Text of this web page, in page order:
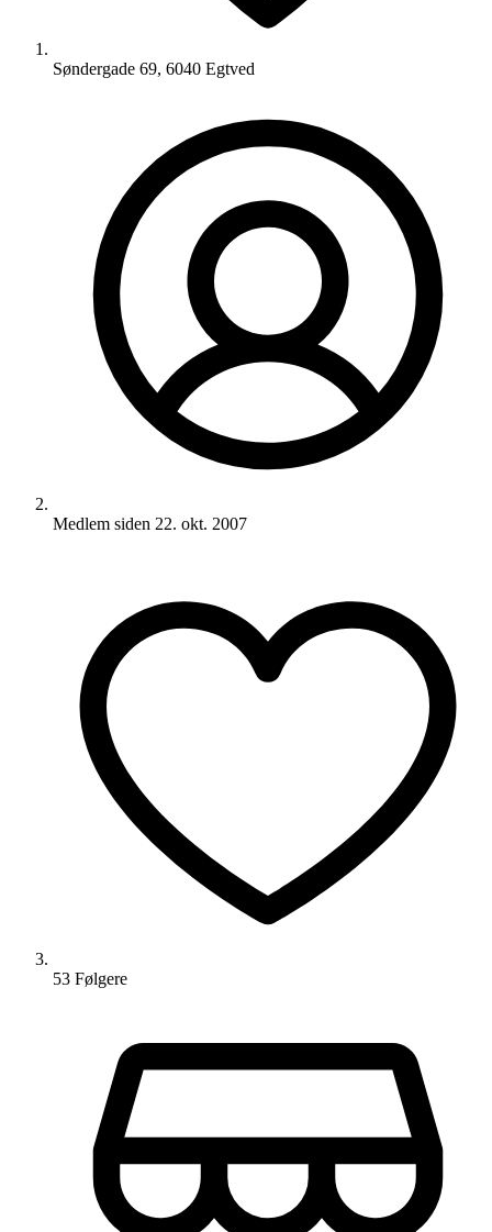
Søndergade 69, 6040 Egtved
Medlem siden 22. okt. 2007
53 Følgere